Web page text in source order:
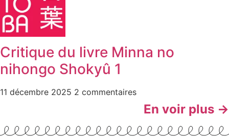
Critique du livre Minna no
nihongo Shokyû 1
11 décembre 2025 2 commentaires
En voir plus →